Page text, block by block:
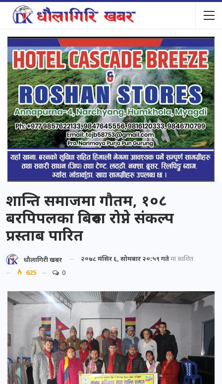
शान्ति समाजमा गौतम, १०८
बरपिपलका बिरुवा रोप्ने संकल्प
प्रस्ताब पारित
धौलागिरी खबर २०७८ मंसिर ६, सोमबार २०:५९ गतेमा प्रकाशित
625
0